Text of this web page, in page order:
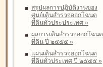
สรุปผลการปฏิบัติงานของ
ศูนย์เดินสำรวจออกโฉนด
ที่ดินทั่วประประเทศ »
ผลการเดินสำรวจออกโฉนด
ที่ดิน ปี ๒๕๕๕ »
แผนเดินสำรวจออกโฉนด
ที่ดินทั่วประเทศ ปี ๒๕๕๕ »